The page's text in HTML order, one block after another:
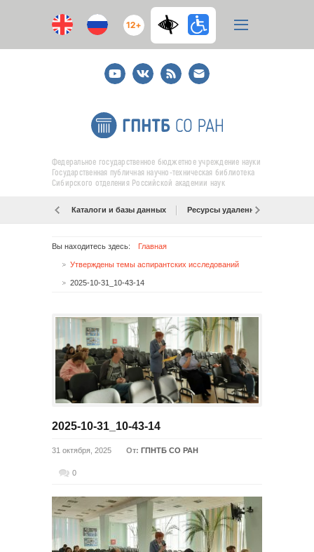
12+
YoutubeВКонтакте
RSS
E-
mail
подписка
Федеральное государственное бюджетное учреждение науки
Государственная публичная научно-техническая библиотека
Сибирского отделения Российской академии наук
Каталоги и базы данных Ресурсы удаленного доступа
Вы находитесь здесь: Главная
Утверждены темы аспирантских исследований
2025-10-31_10-43-14
2025-10-31_10-43-14
31 октября, 2025 От: ГПНТБ СО РАН
0